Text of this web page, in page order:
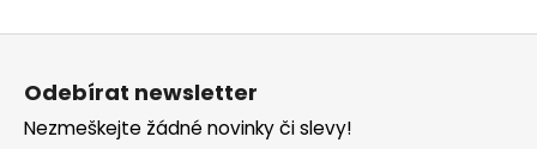
Z
Odebírat newsletter
Nezmeškejte žádné novinky či slevy!